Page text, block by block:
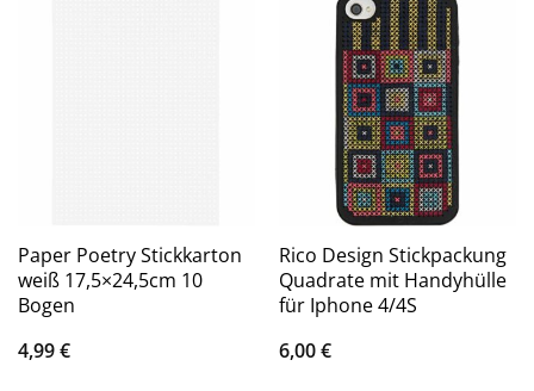
Paper Poetry Stickkarton
weiß 17,5×24,5cm 10
Bogen
4,99€
Rico Design Stickpackung
Quadrate mit Handyhülle
für Iphone 4/4S
6,00€